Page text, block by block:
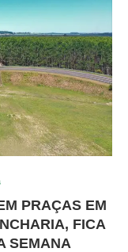
PRAÇAS EM
FICA
SEMANA